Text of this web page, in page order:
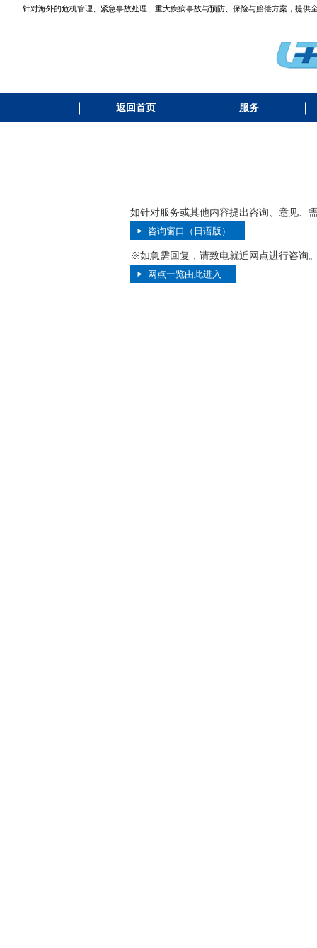
针对海外的危机管理、紧急事故处理、重大疾病事故与预防、保险与赔偿方案，提供
返回首页 服务
如针对服务或其他内容提出咨询、意见、
咨询窗口（日语版）
※如急需回复，请致电就近网点进行咨询
网点一览由此进入